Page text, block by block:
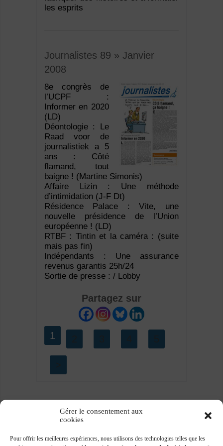
Gérer le consentement aux
cookies
Pour offrir les meilleures expériences, nous utilisons des technologies telles que les
les esprits
Journalistes 89 » Janvier
2008
8e congrès de
l’UCPF :
Informer en 2020
(LD)
Déontologie : Le
Raad voor de
journalistiek a 5
ans : Côté
flamand, tout
baigne ! (Martine Simonis)
Affaire Lizin : Une méthode
d’intimidation (J-F Dt)
Résidence Palace : Vite, une
nouvelle présidence de l’Union
européenne ! (LD)
RTBF : Tintin et la caméra : (suite
mais pas fin)
Indépendants : Une assurance
revenus garantis 25h/24
Sortie de presse : / Lobby
Partagez sur
1